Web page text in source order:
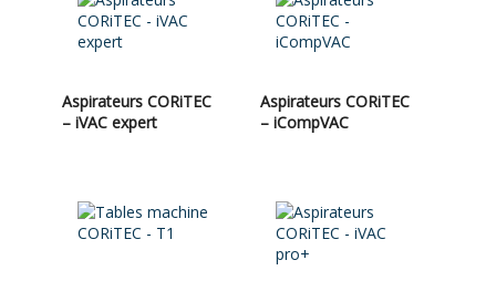
Aspirateurs CORiTEC
– iVAC expert
Aspirateurs CORiTEC
– iCompVAC